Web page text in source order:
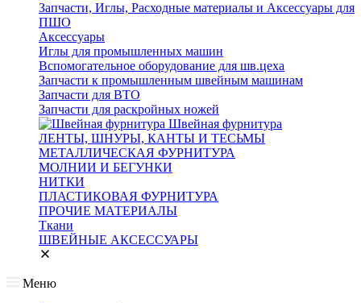
Запчасти, Иглы, Расходные материалы и Аксессуары для
ПШО
Аксессуары
Иглы для промышленных машин
Вспомогательное оборудование для шв.цеха
Запчасти к промышленным швейным машинам
Запчасти для ВТО
Запчасти для раскройных ножей
Швейная фурнитура
ЛЕНТЫ, ШНУРЫ, КАНТЫ И ТЕСЬМЫ
МЕТАЛЛИЧЕСКАЯ ФУРНИТУРА
МОЛНИИ И БЕГУНКИ
НИТКИ
ПЛАСТИКОВАЯ ФУРНИТУРА
ПРОЧИЕ МАТЕРИАЛЫ
Ткани
ШВЕЙНЫЕ АКСЕССУАРЫ
Меню